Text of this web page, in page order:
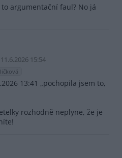
argumentační faul? No já
11.6.2026 15:54
13:41 „pochopila jsem to,
rozhodně neplyne, že je